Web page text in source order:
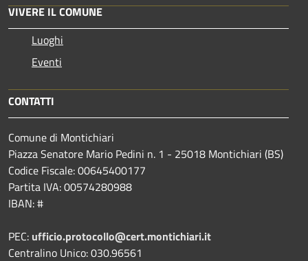
VIVERE IL COMUNE
Luoghi
Eventi
CONTATTI
Comune di Montichiari
Piazza Senatore Mario Pedini n. 1 - 25018 Montichiari (BS)
Codice Fiscale: 00645400177
Partita IVA: 00574280988
IBAN: #
PEC: ufficio.protocollo@cert.montichiari.it
Centralino Unico: 030.96561